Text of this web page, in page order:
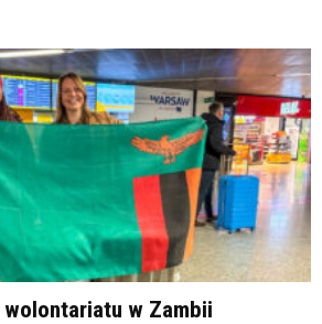
w Zambii